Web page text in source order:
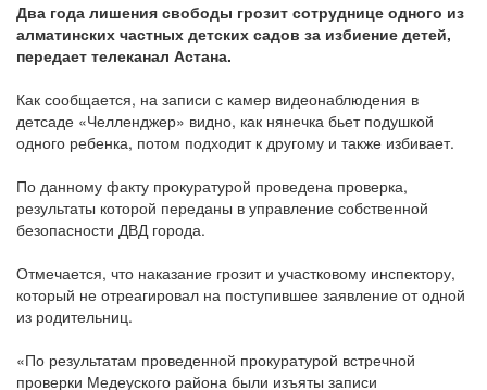
Два года лишения свободы грозит сотруднице одного из
алматинских частных детских садов за избиение детей,
передает телеканал Астана.
Как сообщается, на записи с камер видеонаблюдения в
детсаде «Челленджер» видно, как нянечка бьет подушкой
одного ребенка, потом подходит к другому и также избивает.
По данному факту прокуратурой проведена проверка,
результаты которой переданы в управление собственной
безопасности ДВД города.
Отмечается, что наказание грозит и участковому инспектору,
который не отреагировал на поступившее заявление от одной
из родительниц.
«По результатам проведенной прокуратурой встречной
проверки Медеуского района были изъяты записи